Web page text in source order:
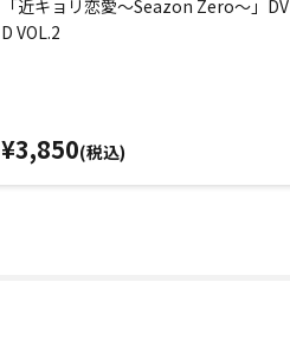
「近キョリ恋愛～Seazon Zero～」DV
D VOL.2
¥3,850(税込)